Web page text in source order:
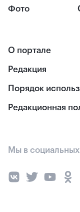
Фото
О портале
Редакция
Порядок
Редакционная
Мы в социальных